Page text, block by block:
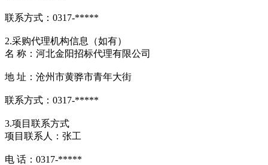
联系方式：0317-*****
2.采购代理机构信息（如有）
名 称：河北金阳招标代理有限公司
地 址：沧州市黄骅市青年大街
联系方式：0317-*****
3.项目联系方式
项目联系人：张工
电 话：0317-*****